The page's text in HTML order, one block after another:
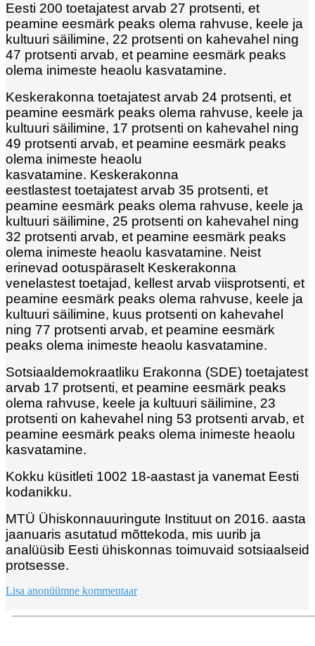
Eesti 200 toetajatest arvab 27 protsenti, et
peamine eesmärk peaks olema rahvuse, keele ja
kultuuri säilimine, 22 protsenti on kahevahel ning
47 protsenti arvab, et peamine eesmärk peaks
olema inimeste heaolu kasvatamine.
Keskerakonna toetajatest arvab 24 protsenti, et
peamine eesmärk peaks olema rahvuse, keele ja
kultuuri säilimine, 17 protsenti on kahevahel ning
49 protsenti arvab, et peamine eesmärk peaks
olema inimeste heaolu
kasvatamine. Keskerakonna
eestlastest toetajatest arvab 35 protsenti, et
peamine eesmärk peaks olema rahvuse, keele ja
kultuuri säilimine, 25 protsenti on kahevahel ning
32 protsenti arvab, et peamine eesmärk peaks
olema inimeste heaolu kasvatamine. Neist
erinevad ootuspäraselt Keskerakonna
venelastest toetajad, kellest arvab viisprotsenti, et
peamine eesmärk peaks olema rahvuse, keele ja
kultuuri säilimine, kuus protsenti on kahevahel
ning 77 protsenti arvab, et peamine eesmärk
peaks olema inimeste heaolu kasvatamine.
Sotsiaaldemokraatliku Erakonna (SDE) toetajatest
arvab 17 protsenti, et peamine eesmärk peaks
olema rahvuse, keele ja kultuuri säilimine, 23
protsenti on kahevahel ning 53 protsenti arvab, et
peamine eesmärk peaks olema inimeste heaolu
kasvatamine.
Kokku küsitleti 1002 18-aastast ja vanemat Eesti
kodanikku.
MTÜ Ühiskonnauuringute Instituut on 2016. aasta
jaanuaris asutatud mõttekoda, mis uurib ja
analüüsib Eesti ühiskonnas toimuvaid sotsiaalseid
protsesse.
Lisa anonüümne kommentaar